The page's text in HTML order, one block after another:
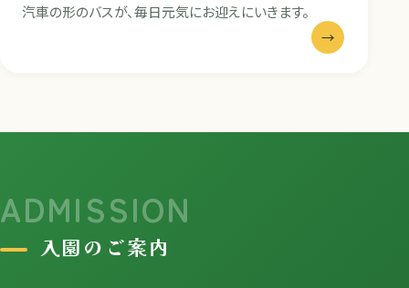
汽車の形のバスが、毎日元気にお迎えにいきます。
→
ADMISSION
入園のご案内